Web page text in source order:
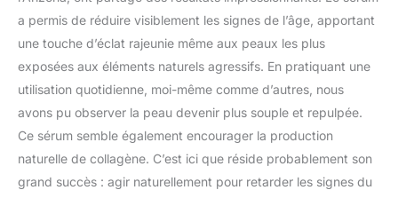
a permis de réduire visiblement les signes de l’âge, apportant
une touche d’éclat rajeunie même aux peaux les plus
exposées aux éléments naturels agressifs. En pratiquant une
utilisation quotidienne, moi-même comme d’autres, nous
avons pu observer la peau devenir plus souple et repulpée.
Ce sérum semble également encourager la production
naturelle de collagène. C’est ici que réside probablement son
grand succès : agir naturellement pour retarder les signes du